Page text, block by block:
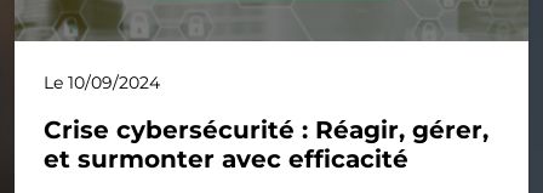
Le 10/09/2024
Crise cybersécurité : Réagir, gérer,
et surmonter avec efficacité